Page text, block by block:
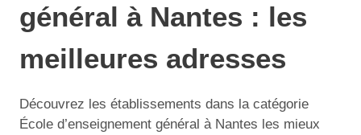
général à Nantes : les
meilleures adresses
Découvrez les établissements dans la catégorie
École d’enseignement général à Nantes les mieux